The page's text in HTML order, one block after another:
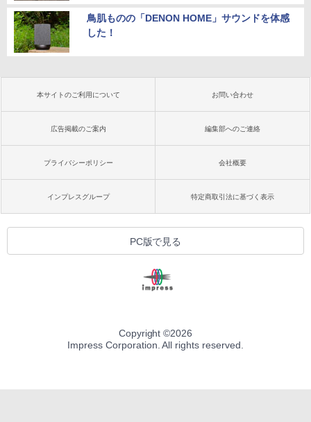
鳥肌ものの「DENON HOME」サウンドを体感
した！
本サイトのご利用について お問い合わせ
広告掲載のご案内 編集部へのご連絡
プライバシーポリシー 会社概要
インプレスグループ 特定商取引法に基づく表示
PC版で見る
Copyright ©2026
Impress Corporation. All rights reserved.